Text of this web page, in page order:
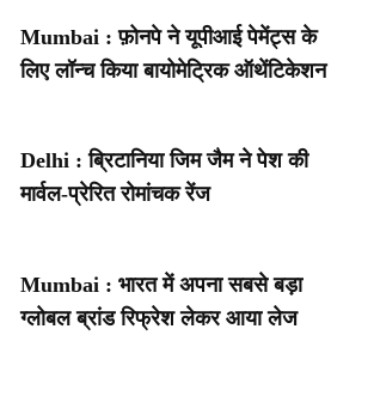
Mumbai : फ़ोनपे ने यूपीआई पेमेंट्स के
लिए लॉन्च किया बायोमेट्रिक ऑथेंटिकेशन
Delhi : ब्रिटानिया जिम जैम ने पेश की
मार्वल-प्रेरित रोमांचक रेंज
Mumbai : भारत में अपना सबसे बड़ा
ग्लोबल ब्रांड रिफ्रेश लेकर आया लेज